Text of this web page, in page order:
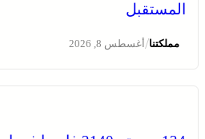
المستقبل
مملكتنا/أغسطس 8, 2026